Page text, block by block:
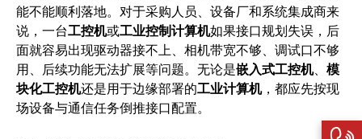
能不能顺利落地。对于采购人员、设备厂和系统集成商来
说，一台工控机或工业控制计算机如果接口规划失误，后
面就容易出现驱动器接不上、相机带宽不够、调试口不够
用、后续功能无法扩展等问题。无论是嵌入式工控机、 模
块化工控机还是用于边缘部署的工业计算机，都应先按现
场设备与通信任务倒推接口配置。